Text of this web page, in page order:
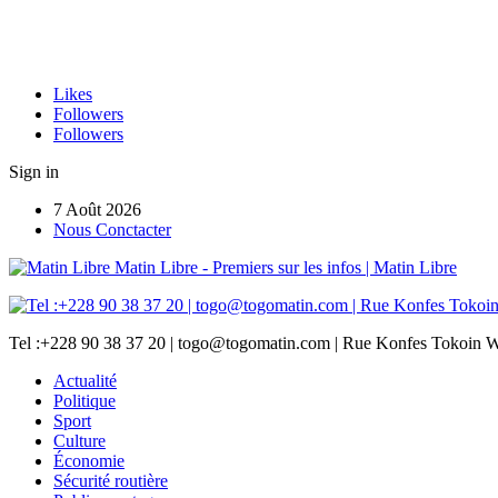
Likes
Followers
Followers
Sign in
7 Août 2026
Nous Conctacter
Matin Libre - Premiers sur les infos | Matin Libre
Tel :+228 90 38 37 20 | togo@togomatin.com | Rue Konfes Tokoin
Actualité
Politique
Sport
Culture
Économie
Sécurité routière